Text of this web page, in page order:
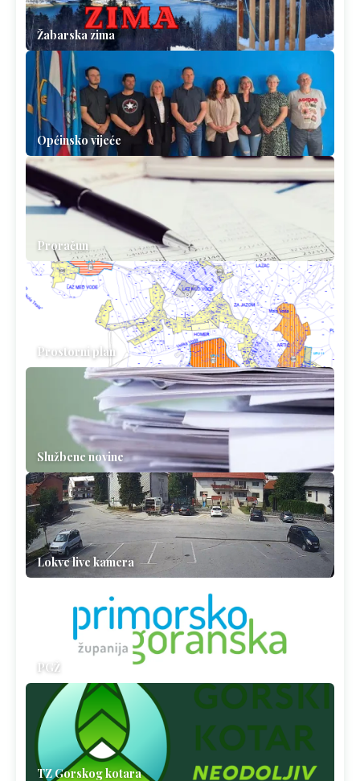
Žabarska zima
Općinsko vijeće
Proračun
Prostorni plan
Službene novine
Lokve live kamera
PGŽ
TZ Gorskog kotara